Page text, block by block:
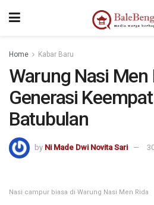
Home Kabar Baru
Warung Nasi Men
Generasi
Batubulan
by Ni Made Dwi Novita Sari
Nasi campur biasa di Warung Nasi Men Rida